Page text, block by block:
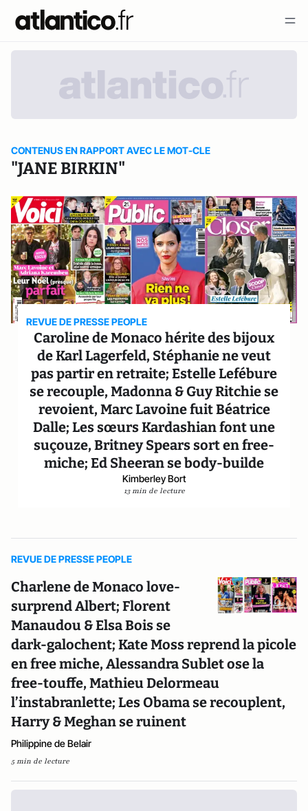
CONTENUS EN RAPPORT AVEC LE MOT-CLE
"JANE BIRKIN"
REVUE DE PRESSE PEOPLE
Caroline de Monaco hérite des bijoux
de Karl Lagerfeld, Stéphanie ne veut
pas partir en retraite; Estelle Lefébure
se recouple, Madonna & Guy Ritchie se
revoient, Marc Lavoine fuit Béatrice
Dalle; Les sœurs Kardashian font une
suçouze, Britney Spears sort en free-
miche; Ed Sheeran se body-builde
Kimberley Bort
13 min de lecture
REVUE DE PRESSE PEOPLE
Charlene de Monaco love-
surprend Albert; Florent
Manaudou & Elsa Bois se
dark-galochent; Kate Moss reprend la picole
en free miche, Alessandra Sublet ose la
free-touffe, Mathieu Delormeau
l’instabranlette; Les Obama se recouplent,
Harry & Meghan se ruinent
Philippine de Belair
5 min de lecture